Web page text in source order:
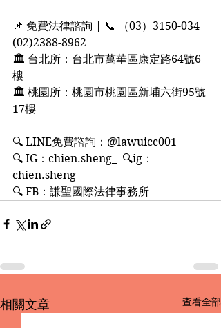
📌 免費法律諮詢 | 📞 （03）3150-034
(02)2388-8962
🏛 台北所：台北市萬華區康定路64號6
樓
🏛 桃園所：桃園市桃園區新埔六街95號
17樓
🔍 LINE免費諮詢：@lawuicc001
🔍 IG：chien.sheng_  🔍ig：
chien.sheng_
🔍 FB：謙聖國際法律事務所
相關文章 查看全部